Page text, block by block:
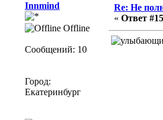
Innmind
Offline
Сообщений: 10
Город:
Екатеринбург
Re: Не
« Ответ